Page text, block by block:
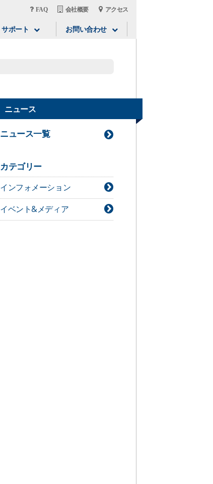
FAQ 会社概要 アクセス
サポート お問い合わせ
ニュース
ニュース一覧
カテゴリー
インフォメーション
イベント&メディア